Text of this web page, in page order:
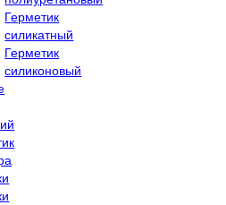
Герметик
силикатный
Герметик
силиконовый